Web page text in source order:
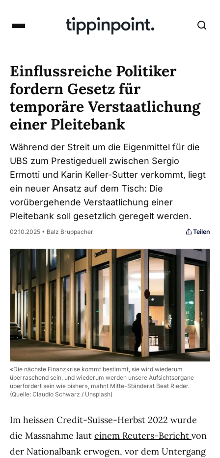
Einflussreiche Politiker
fordern Gesetz für
temporäre Verstaatlichung
einer Pleitebank
Während der Streit um die Eigenmittel für die
UBS zum Prestigeduell zwischen Sergio
Ermotti und Karin Keller-Sutter verkommt, liegt
ein neuer Ansatz auf dem Tisch: Die
vorübergehende Verstaatlichung einer
Pleitebank soll gesetzlich geregelt werden.
02.10.2025 • Balz Bruppacher Teilen
«Die nächste Finanzkrise kommt bestimmt, sie wird wiederum
überraschend sein, und wiederum werden unsere Aufsichtsorgane
überfordert sein wie bisher», mahnt Mitte-Ständerat Beat Rieder.
(Quelle: Claudio Schwarz / Unsplash)
Im heissen Credit-Suisse-Herbst 2022 wurde
die Massnahme laut einem Reuters-Bericht von
der Nationalbank erwogen, vor dem Untergang